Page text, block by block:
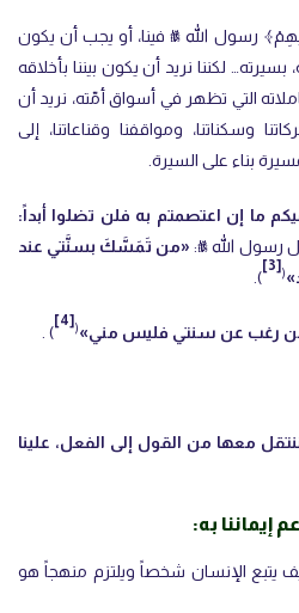
رسول الله ﷺ فينا، أو يجب أن يكون
لكننا نريد أن يكون بيننا بأخلاقه
التي تظهر في أسواق أمّته، نريد أن
وسكناتنا، ومواقفنا وقناعاتنا، إلى
بناء على السيرة.
ما إن اعتصمتم به فلن تضلوا أبداً:
رسول الله ﷺ: «من تَمَسَّكَ بسنَّتي عند
(
[3]
).
رغب عن سنتي فليس مني»(
[4]
) .
معها من القول إلى الفعل، علينا
إيماننا به:
يتبع الإنسان شخصاً ويلتزم منهجاً هو